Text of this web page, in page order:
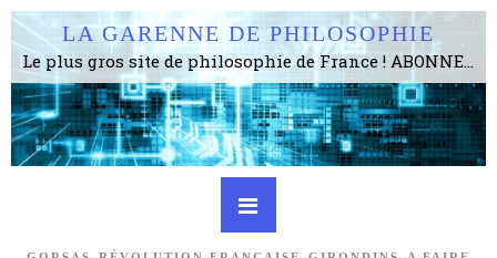
LA GARENNE DE PHILOSOPHIE
Le plus gros site de philosophie de France ! ABONNEZ-VOUS ! 4115 Articles, 1634 abonné·e·s, depuis 2006 . . . . . . . . 2 852 214 pages vues jusqu'à présent. Prestance et être apte à un plus grand nombre de choses.